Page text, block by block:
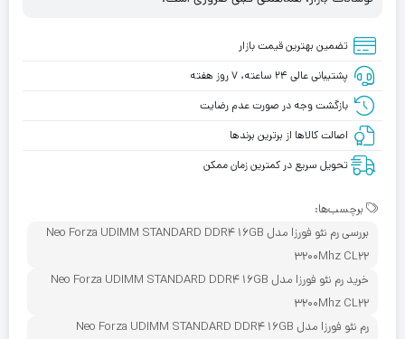
تضمین بهترین قیمت بازار
پشتیبانی عالی ۲۴ ساعته، ۷ روز هفته
بازگشت وجه در صورت عدم رضایت
اصالت کالاها از برترین برندها
تحویل سریع در کمترین زمان ممکن
برچسب‌ها:
بررسی رم نئو فورزا مدل Neo Forza UDIMM STANDARD DDR4 16GB
3200Mhz CL22
خرید رم نئو فورزا مدل Neo Forza UDIMM STANDARD DDR4 16GB
3200Mhz CL22
رم نئو فورزا مدل Neo Forza UDIMM STANDARD DDR4 16GB